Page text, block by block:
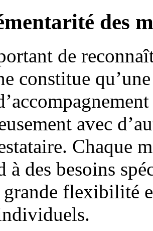
des
de
constitue
avec
Chaque
à des besoins
flexibilité